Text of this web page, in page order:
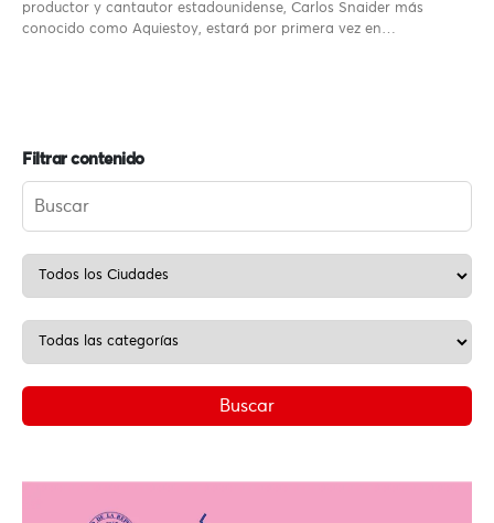
productor y cantautor estadounidense, Carlos Snaider más
conocido como Aquiestoy, estará por primera vez en…
Filtrar contenido